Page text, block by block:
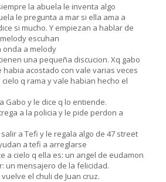
la abuela le inventa algo
le pregunta a mar si ella ama a
si mucho. Y empiezan a hablar de
escuhan
onda a melody
una pequeña discucion. Xq gabo
habia acostado con vale varias veces
cielo q rama y vale habian hecho el
Gabo y le dice q lo entiende.
a la policia y le pide perdon a
a Tefi y le regala algo de 47 street
a tefi a arreglarse
a cielo q ella es: un angel de eudamon
un mensajero de la felicidad.
el chuli de Juan cruz.